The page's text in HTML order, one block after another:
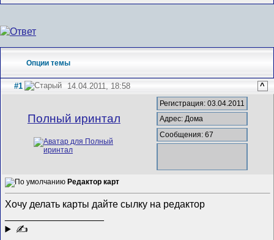
Опции темы
#1 14.04.2011, 18:58 ^
Полный иринтал
Регистрация: 03.04.2011
Адрес: Дома
Сообщения: 67
Редактор карт
Хочу делать карты дайте сылку на редактор
✍